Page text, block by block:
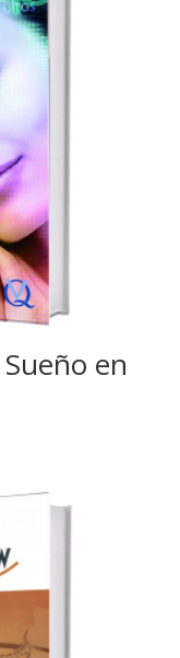
en